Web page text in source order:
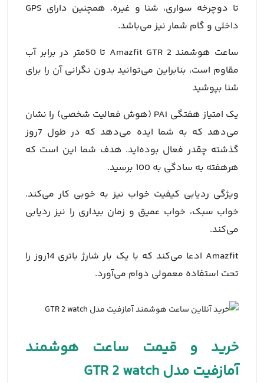
تا دوچرخه سواری، شنا و غیره. همچنین دارای GPS
داخلی و گام شمار نیز می‌باشد.
ساعت هوشمند Amazfit GTR 2 تا 50متر در برابر آب
مقاوم است، بنابراین می‌توانید بدون نگرانی آن را برای
شنا بپوشید
یک امتیاز هفتگی PAI (هوش فعالیت شخصی) را نشان
می‌دهد که به شما ایده می‌دهد که در طول 7روز
گذشته چقدر فعال بوده‌اید. هدف شما این است که
هرهفته به سادگی به 100 برسید.
ویژگی ردیابی کیفیت خواب نیز به خوبی کار می‌کند.
خواب سبک، خواب عمیق و زمان بیداری را نیز ردیابی
می‌کند.
Amazfit ادعا می‌کند که با یک بار شارژ باتری 14روز را
تحت استفاده معمولی دوام می‌آورد.
خرید و قیمت ساعت هوشمند
آمازفیت مدل GTR 2 watch